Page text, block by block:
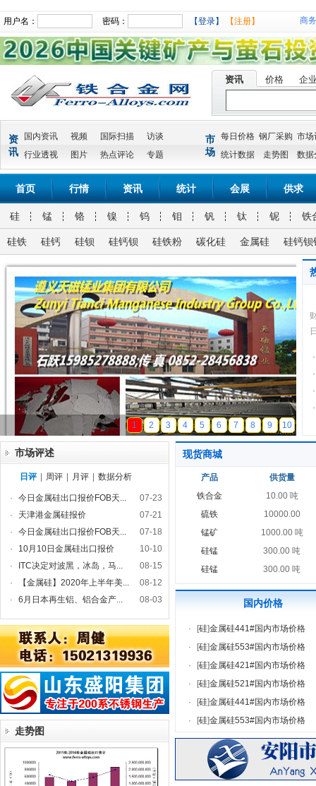
用户名： 密码： 【登录】 【注册】 商
资讯 价格 企
资
讯
国内资讯 视频 国际扫描
访谈
行业透视
图片 热点评论 专题
市
场
每日价格 钢厂采购 市场
统计数据
走势图 数据
首页 行情 资讯 统计 会展 供求
硅 锰 铬 镍 钨 钼 钒 钛 铌 铁
硅铁 硅钙 硅钡 硅钙钡 硅铁粉 碳化硅 金属硅 硅钙钡
天磁锰业
1 2 3 4 5 6 7 8 9 10
·
·
·
·
市场评述
日评 周评 月评 数据分析
· 今日金属硅出口报价FOB天...
07-23
·
天津港金属硅报价
07-21
·
今日金属硅出口报价FOB天...
07-18
·
10月10日金属硅出口报价
10-10
·
ITC决定对波黑，冰岛，马...
08-15
·
【金属硅】2020年上半年美...
08-12
·
6月日本再生铝、铝合金产... 08-03
走势图
现货商城
产品
供货量
铁合金
10.00 吨
硫铁
10000.00
锰矿
1000.00 吨
硅锰
300.00 吨
硅锰
300.00 吨
国内价格
· [硅]金属硅441#国内市场价格
·
[硅]金属硅553#国内市场价格
·
[硅]金属硅421#国内市场价格
·
[硅]金属硅521#国内市场价格
·
[硅]金属硅441#国内市场价格
·
[硅]金属硅553#国内市场价格